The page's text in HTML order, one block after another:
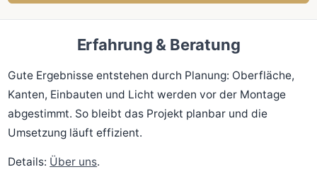
Erfahrung & Beratung
Gute Ergebnisse entstehen durch Planung: Oberfläche,
Kanten, Einbauten und Licht werden vor der Montage
abgestimmt. So bleibt das Projekt planbar und die
Umsetzung läuft effizient.
Details: Über uns.